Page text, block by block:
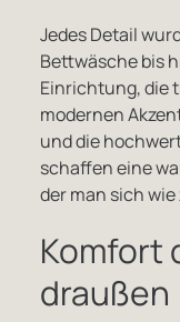
Jedes Detail
Bettwäsche bis
Einrichtung, die
modernen
und die
schaffen eine
der man sich
Komfort
draußen